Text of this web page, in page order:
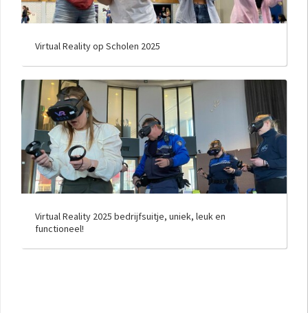
Virtual Reality op Scholen 2025
Virtual Reality 2025 bedrijfsuitje, uniek, leuk en
functioneel!